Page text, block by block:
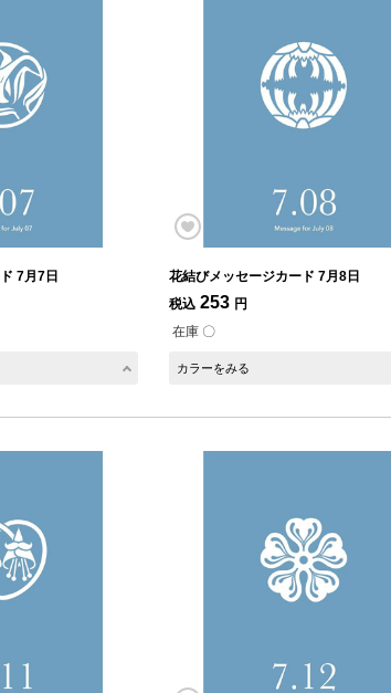
7月7日
花結びメッセージカード 7月8日
税込 253 円
在庫 〇
カラーをみる